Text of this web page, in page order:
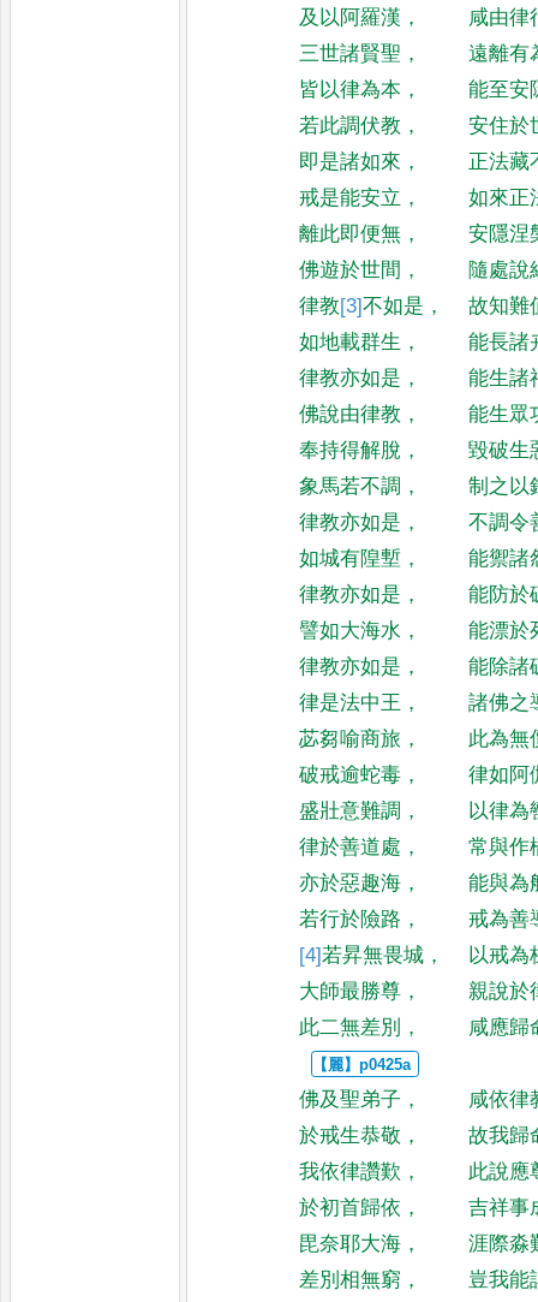
及以阿羅漢 ，
咸由律
三世諸賢聖 ，
遠離有
皆以律為本 ，
能至安
若此調伏教 ，
安住於
即是諸如來 ，
正法藏
戒是能安立 ，
如來正
離此即便無 ，
安隱涅
佛遊於世間 ，
隨處說
律教[3]不如是 ，
故知難
如地載群生 ，
能長諸
律教亦如是 ，
能生諸
佛說由律教 ，
能生眾
奉持得解脫 ，
毀破生
象馬若不調 ，
制之以
律教亦如是 ，
不調令
如城有隍塹 ，
能禦諸
律教亦如是 ，
能防於
譬如大海水 ，
能漂於
律教亦如是 ，
能除諸
律是法中王 ，
諸佛之
苾芻喻商旅 ，
此為無
破戒逾蛇毒 ，
律如阿
盛壯意難調 ，
以律為
律於善道處 ，
常與作
亦於惡趣海 ，
能與為
若行於險路 ，
戒為善
[4]若昇無畏城 ，
以戒為
大師最勝尊 ，
親說於
此二無差別 ， 咸應歸
佛及聖弟子 ，
咸依律
於戒生恭敬 ，
故我歸
我依律讚歎 ，
此說應
於初首歸依 ，
吉祥事
毘奈耶大海 ，
涯際淼
差別相無窮 ，
豈我能